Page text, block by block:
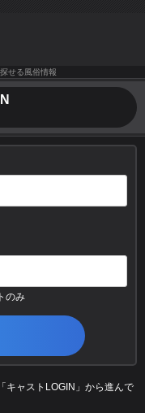
せる風俗情報
のみ
キャストLOGIN」から進んで